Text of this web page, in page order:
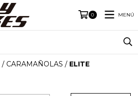
0 MENÚ
/ CARAMAÑOLAS / ELITE